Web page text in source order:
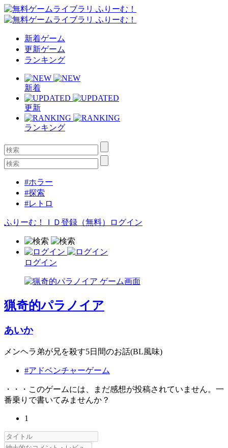
新着ゲーム
更新ゲーム
ランキング
新着
更新
ランキング
#ホラー
#探索
#レトロ
ふりーむ！ＩＤ登録（無料） ログイン
ログイン
猟奇的パラノイア
あいか
メンヘラ弟が兄を殺す5日間のお話(BL風味)
#アドベンチャーゲーム
・・・このゲームには、まだ感想が投稿されていません。一
番乗りで書いてみませんか？
1